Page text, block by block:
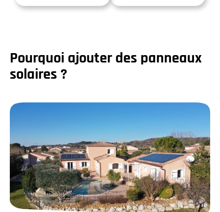
Pourquoi ajouter des panneaux
solaires ?